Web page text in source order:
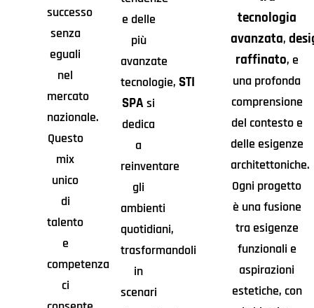
successo
senza
eguali
nel
mercato
nazionale.
Questo
mix
unico
di
talento
e
competenza
ci
e delle
più
avanzate
tecnologie, STI
SPA si
dedica
a
reinventare
gli
ambienti
quotidiani,
trasformandoli
in
scenari
tecnologia
avanzata,
raffinato, e
una profonda
comprensione
del contesto e
delle esigenze
architettoniche.
Ogni progetto
è una fusione
tra esigenze
funzionali e
aspirazioni
estetiche, con